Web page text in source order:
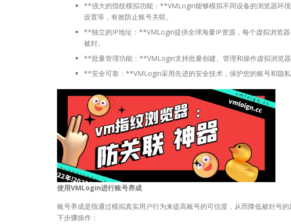
**强大的指纹模拟功能：**VMLogin能够模拟不同设备的浏览器环
设置等，有效防止账号关联。
**独立的IP地址：**VMLogin提供全球海量IP资源，每个虚拟浏览
被封。
**批量管理功能：**VMLogin支持批量创建、管理和操作虚拟浏览器
**安全可靠：**VMLogin采用先进的安全技术，保护您的账号和隐私
使用VMLogin进行账号养成
账号养成是指通过模拟真实用户行为来提高账号的可信度，从而降低被封号
下步骤操作：